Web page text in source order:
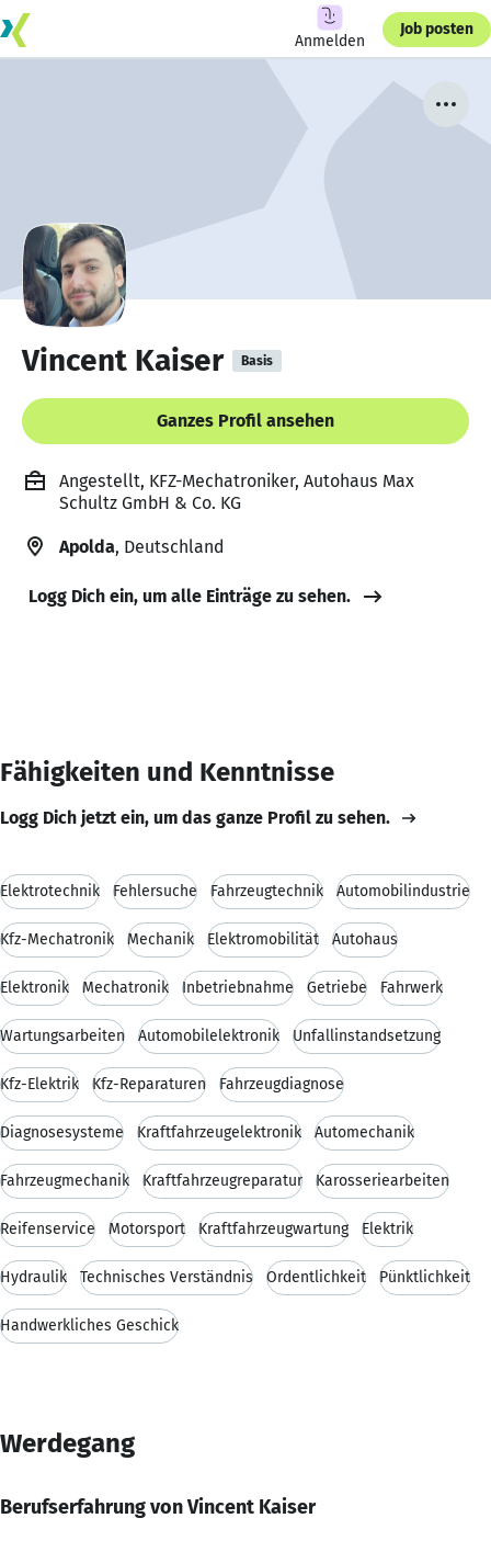
Anmelden
Job posten
Vincent Kaiser Basis
Ganzes Profil ansehen
Angestellt, KFZ-Mechatroniker, Autohaus Max
Schultz GmbH & Co. KG
Apolda, Deutschland
Logg Dich ein, um alle Einträge zu sehen.
Fähigkeiten und Kenntnisse
Logg Dich jetzt ein, um das ganze Profil zu sehen.
Elektrotechnik Fehlersuche Fahrzeugtechnik Automobilindustrie
Kfz-Mechatronik Mechanik Elektromobilität Autohaus
Elektronik Mechatronik Inbetriebnahme Getriebe Fahrwerk
Wartungsarbeiten Automobilelektronik Unfallinstandsetzung
Kfz-Elektrik Kfz-Reparaturen Fahrzeugdiagnose
Diagnosesysteme Kraftfahrzeugelektronik Automechanik
Fahrzeugmechanik Kraftfahrzeugreparatur Karosseriearbeiten
Reifenservice Motorsport Kraftfahrzeugwartung Elektrik
Hydraulik Technisches Verständnis Ordentlichkeit Pünktlichkeit
Handwerkliches Geschick
Werdegang
Berufserfahrung von Vincent Kaiser